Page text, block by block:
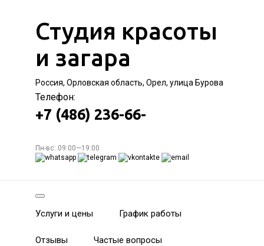
Студия красоты
и загара
Россия, Орловская область, Орел, улица Бурова
Телефон:
+7 (486) 236-66-
Пн-вс: 09:00—19:00
Услуги и цены График работы
Отзывы Частые вопросы